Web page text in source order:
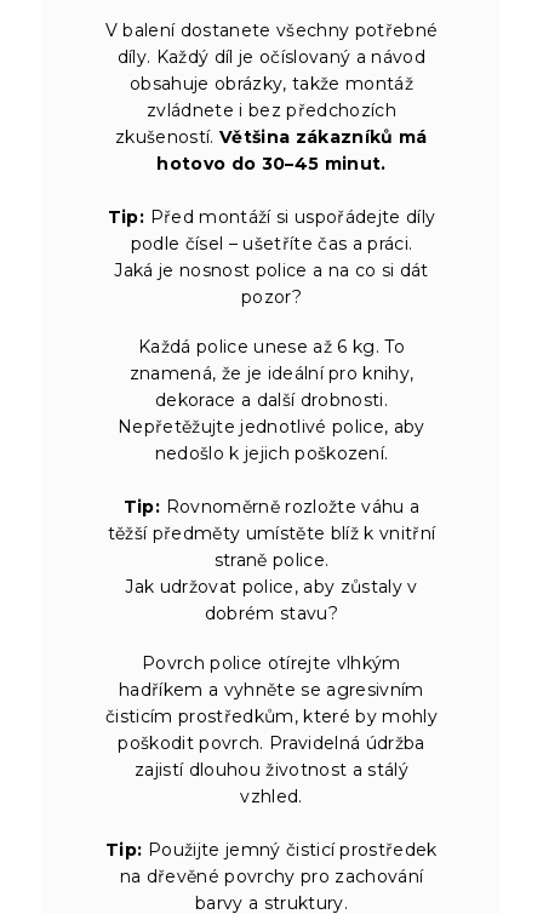
V balení dostanete všechny potřebné
díly. Každý díl je očíslovaný a návod
obsahuje obrázky, takže montáž
zvládnete i bez předchozích
zkušeností.Většina zákazníků má
hotovo do 30–45 minut.
Tip: Před montáží si uspořádejte díly
podle čísel – ušetříte čas a práci.
Jaká je nosnost police a na co si dát
pozor?
Každá police unese až 6 kg. To
znamená, že je ideální pro knihy,
dekorace a další drobnosti.
Nepřetěžujte jednotlivé police, aby
nedošlo k jejich poškození.
Tip: Rovnoměrně rozložte váhu a
těžší předměty umístěte blíž k vnitřní
straně police.
Jak udržovat police, aby zůstaly v
dobrém stavu?
Povrch police otírejte vlhkým
hadříkem a vyhněte se agresivním
čisticím prostředkům, které by mohly
poškodit povrch. Pravidelná údržba
zajistí dlouhou životnost a stálý
vzhled.
Tip: Použijte jemný čisticí prostředek
na dřevěné povrchy pro zachování
barvy a struktury.